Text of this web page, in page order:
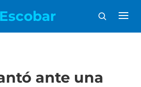
ante una